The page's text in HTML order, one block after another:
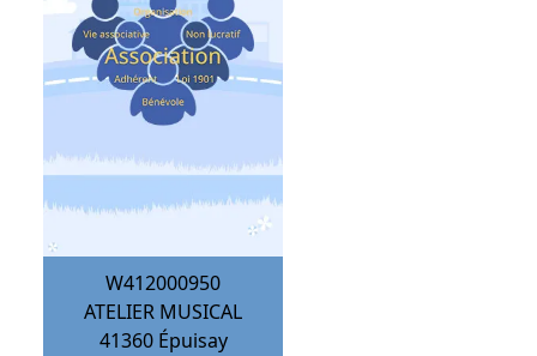
W412000950
ATELIER MUSICAL
41360 Épuisay